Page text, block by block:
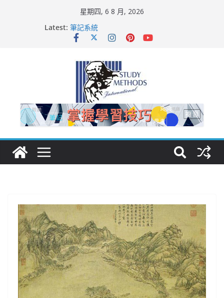
星期四, 6 8 月, 2026
Latest: 如何幫助孩子有效複習?
筆記系統
孩子上課注意力不集中怎麼辦？
功課太多，沒空念書， 是否該補習?